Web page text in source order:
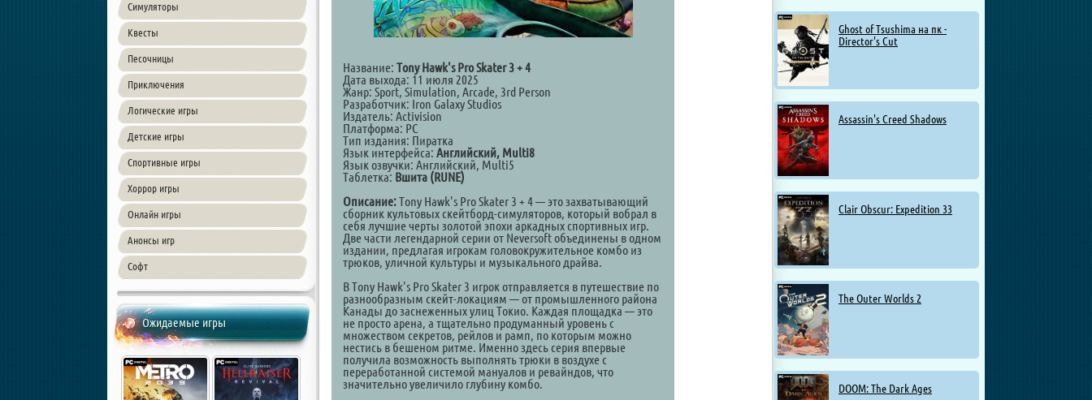
Симуляторы
Квесты
Песочницы
Приключения
Логические игры
Детские игры
Спортивные игры
Хоррор игры
Онлайн игры
Анонсы игр
Софт
Ожидаемые игры
Ghost of Tsushima на пк -
Director's Cut
Assassin's Creed Shadows
Clair Obscur: Expedition 33
The Outer Worlds 2
DOOM: The Dark Ages
Название: Tony Hawk's Pro Skater 3 + 4
Дата выхода: 11 июля 2025
Жанр: Sport, Simulation, Arcade, 3rd Person
Разработчик: Iron Galaxy Studios
Издатель: Activision
Платформа: PC
Тип издания: Пиратка
Язык интерфейса: Английский, Multi8
Язык озвучки: Английский, Multi5
Таблетка: Вшита (RUNE)
Описание:Tony Hawk's Pro Skater 3 + 4 — это захватывающий
сборник культовых скейтборд-симуляторов, который вобрал в
себя лучшие черты золотой эпохи аркадных спортивных игр.
Две части легендарной серии от Neversoft объединены в одном
издании, предлагая игрокам головокружительное комбо из
трюков, уличной культуры и музыкального драйва.
В Tony Hawk's Pro Skater 3 игрок отправляется в путешествие по
разнообразным скейт-локациям — от промышленного района
Канады до заснеженных улиц Токио. Каждая площадка — это
не просто арена, а тщательно продуманный уровень с
множеством секретов, рейлов и рамп, по которым можно
нестись в бешеном ритме. Именно здесь серия впервые
получила возможность выполнять трюки в воздухе с
переработанной системой мануалов и ревайндов, что
значительно увеличило глубину комбо.